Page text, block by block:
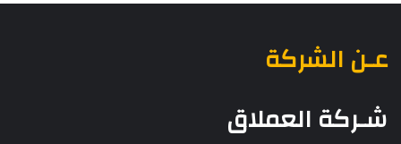
عـن الشركة
شـركة العملاق